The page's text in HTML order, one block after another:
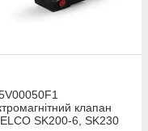
привід
CO2.
SC2000) та
клапан
SK200-6, SK230